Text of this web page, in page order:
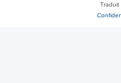
Traduit